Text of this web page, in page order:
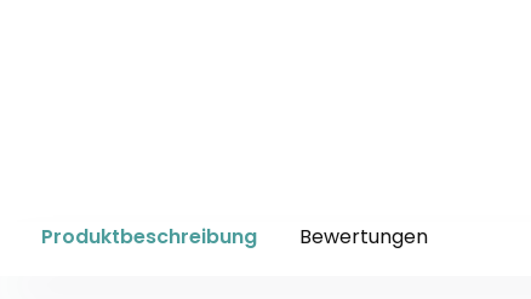
Produktbeschreibung Bewertungen